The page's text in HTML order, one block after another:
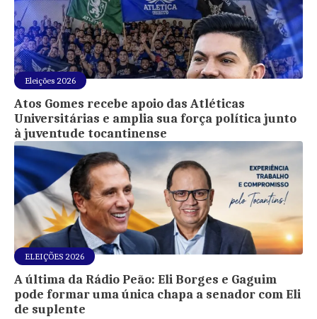
Eleições 2026
Atos Gomes recebe apoio das Atléticas
Universitárias e amplia sua força política junto
à juventude tocantinense
ELEIÇÕES 2026
A última da Rádio Peão: Eli Borges e Gaguim
pode formar uma única chapa a senador com Eli
de suplente